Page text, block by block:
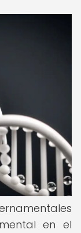
en el